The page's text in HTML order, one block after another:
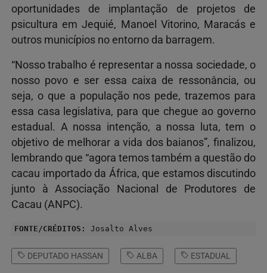
oportunidades de implantação de projetos de
psicultura em Jequié, Manoel Vitorino, Maracás e
outros municípios no entorno da barragem.
“Nosso trabalho é representar a nossa sociedade, o
nosso povo e ser essa caixa de ressonância, ou
seja, o que a população nos pede, trazemos para
essa casa legislativa, para que chegue ao governo
estadual. A nossa intenção, a nossa luta, tem o
objetivo de melhorar a vida dos baianos”, finalizou,
lembrando que “agora temos também a questão do
cacau importado da África, que estamos discutindo
junto à Associação Nacional de Produtores de
Cacau (ANPC).
FONTE/CRÉDITOS: Josalto Alves
DEPUTADO HASSAN ALBA ESTADUAL